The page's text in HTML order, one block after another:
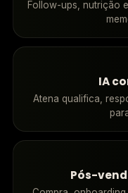
Follow-ups, nutrição
IA
Atena qualifica,
Pós-